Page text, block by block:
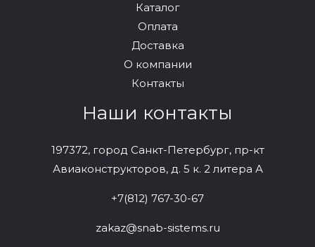
Каталог
Оплата
Доставка
О компании
Контакты
Наши контакты
197372, город Санкт-Петербург, пр-кт
Авиаконструкторов, д. 5 к. 2 литера А
+7(812) 767-30-67
zakaz@snab-sistems.ru